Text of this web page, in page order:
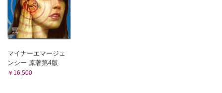
おわりに
第10章 成人Still病
01 サイトカインストーム・補体を中心に
成人Still病の臨床 診断と合併症
AOSDの病態
成人Still病の治療
マイナーエマージェ
ンシー 原著第4版
￥16,500